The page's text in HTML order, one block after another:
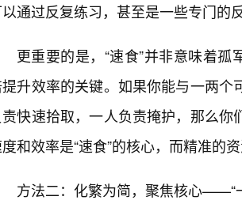
通过反复练习，甚至是一些专门的
更重要的是，“速食”并非意味着
升效率的关键。如果你能与一两
快速拾取，一人负责掩护，那么
和效率是“速食”的核心，而精准的
方法二：化繁为简，聚焦核心——“